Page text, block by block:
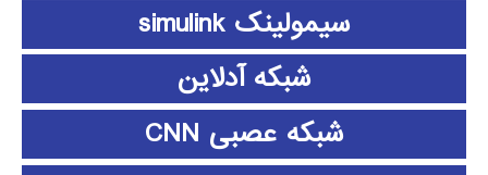
سیمولینک simulink
شبکه آدلاین
شبکه عصبی CNN